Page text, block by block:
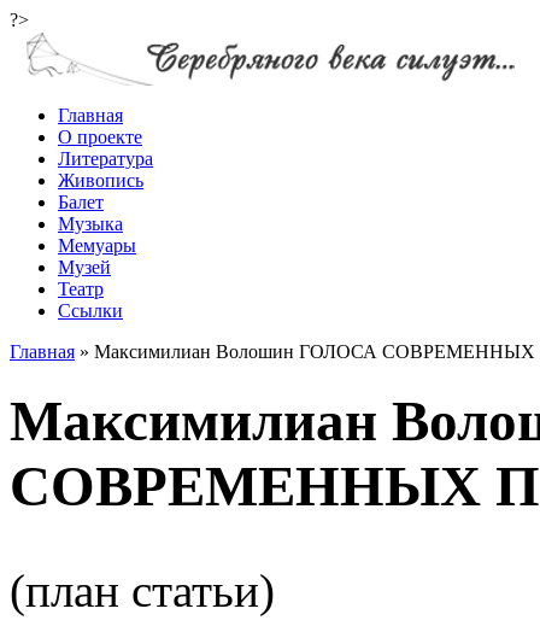
?>
Главная
О проекте
Литература
Живопись
Балет
Музыка
Мемуары
Музей
Театр
Ссылки
Главная » Максимилиан Волошин ГОЛОСА
Максимилиан
СОВРЕМЕННЫХ
(план статьи)